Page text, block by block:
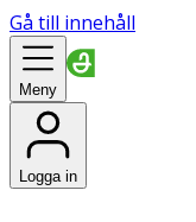
Gå till innehåll
Meny
Logga in